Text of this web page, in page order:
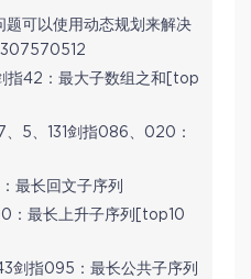
题可以使用动态规划来解决
307570512
指42：最大子数组之和[top
5、131剑指086、020：
最长回文子序列
：最长上升子序列[top10
剑指095：最长公共子序列